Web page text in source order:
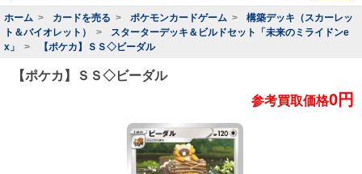
ホーム カードを売る ポケモンカードゲーム
構築デッキ（スカーレッ
ト＆バイオレット）
スターターデッキ＆ビルドセット「未来のミライドンe
x」
【ポケカ】ＳＳ◇ビーダル
【ポケカ】ＳＳ◇ビーダル
参考買取価格0円